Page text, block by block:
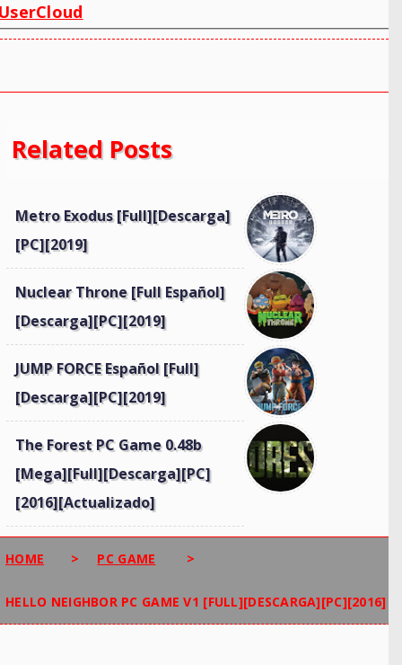
Related Posts
Metro Exodus [Full][Descarga]
[PC][2019]
Nuclear Throne [Full Español]
[Descarga][PC][2019]
JUMP FORCE Español [Full]
[Descarga][PC][2019]
The Forest PC Game 0.48b
[Mega][Full][Descarga][PC]
[2016][Actualizado]
HOME > PC GAME >
HELLO NEIGHBOR PC GAME V1 [FULL][DESCARGA][PC][2016]